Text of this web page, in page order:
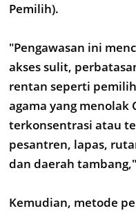
Pemilih).
"Pengawasan ini
akses sulit,
rentan seperti
agama yang
terkonsentrasi atau
pesantren, lapas,
dan daerah
Kemudian, metode